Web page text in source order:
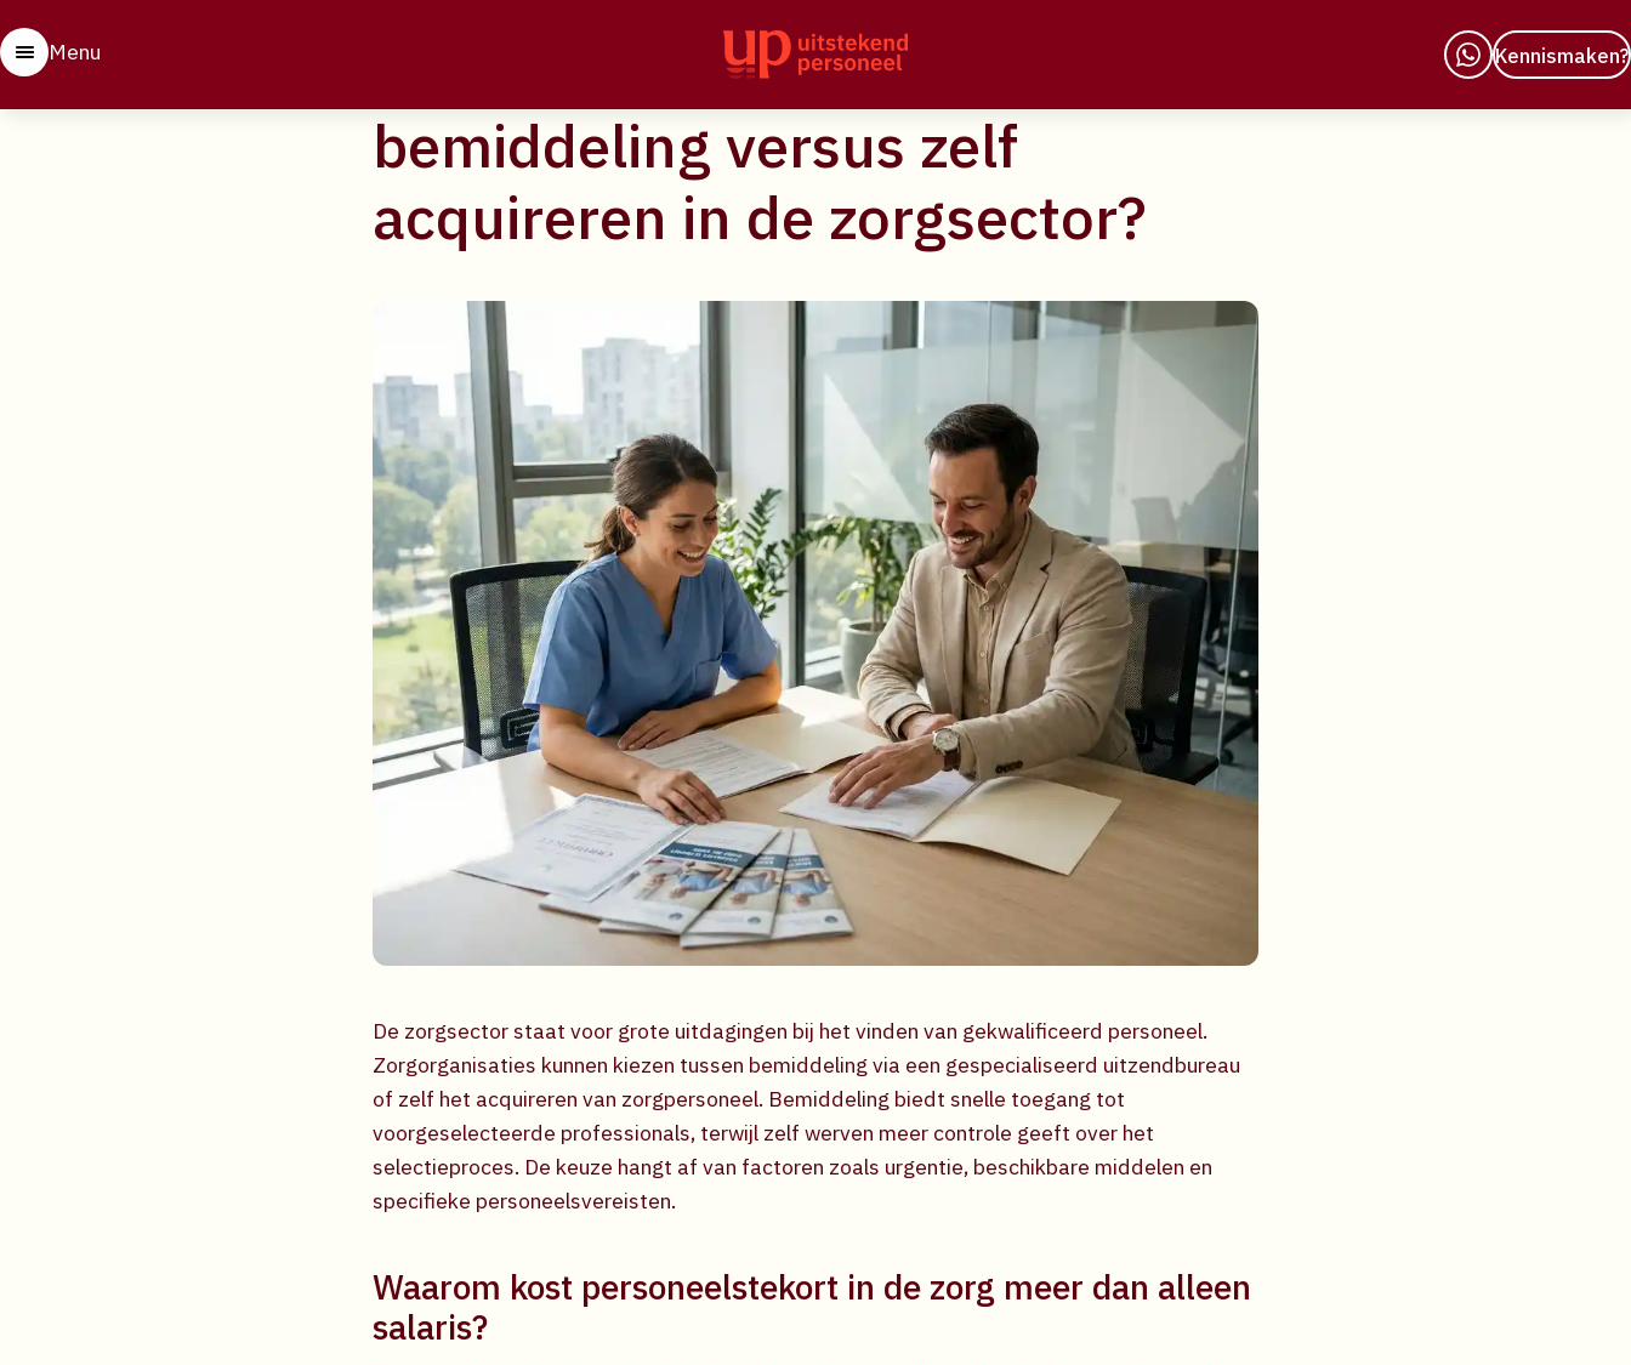
Menu Kennismaken?
Wat zijn de voordelen van
bemiddeling versus zelf
acquireren in de zorgsector?
De zorgsector staat voor grote uitdagingen bij het vinden van gekwalificeerd personeel.
Zorgorganisaties kunnen kiezen tussen bemiddeling via een gespecialiseerd uitzendbureau
of zelf het acquireren van zorgpersoneel. Bemiddeling biedt snelle toegang tot
voorgeselecteerde professionals, terwijl zelf werven meer controle geeft over het
selectieproces. De keuze hangt af van factoren zoals urgentie, beschikbare middelen en
specifieke personeelsvereisten.
Waarom kost personeelstekort in de zorg meer dan alleen
salaris?